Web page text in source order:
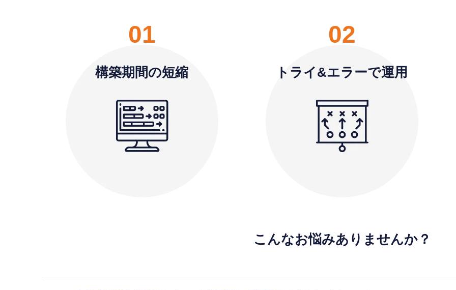
01
構築期間の短縮
02
トライ&エラーで運⽤
こんなお悩みありませんか？